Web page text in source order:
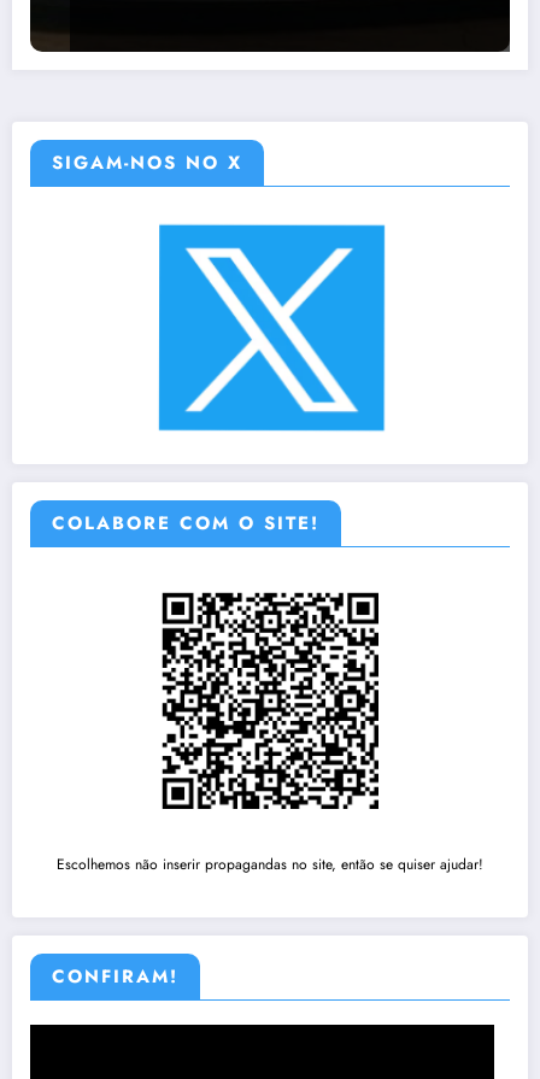
SIGAM-NOS NO X
COLABORE COM O SITE!
Escolhemos não inserir propagandas no site, então se quiser ajudar!
CONFIRAM!